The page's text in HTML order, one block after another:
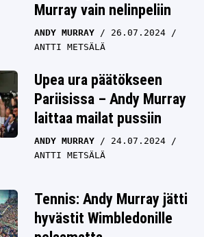
Murray vain nelinpeliin
ANDY MURRAY
26.07.2024
ANTTI METSÄLÄ
Upea ura päätökseen
Pariisissa – Andy Murray
laittaa mailat pussiin
ANDY MURRAY
24.07.2024
ANTTI METSÄLÄ
Tennis: Andy Murray jätti
hyvästit Wimbledonille